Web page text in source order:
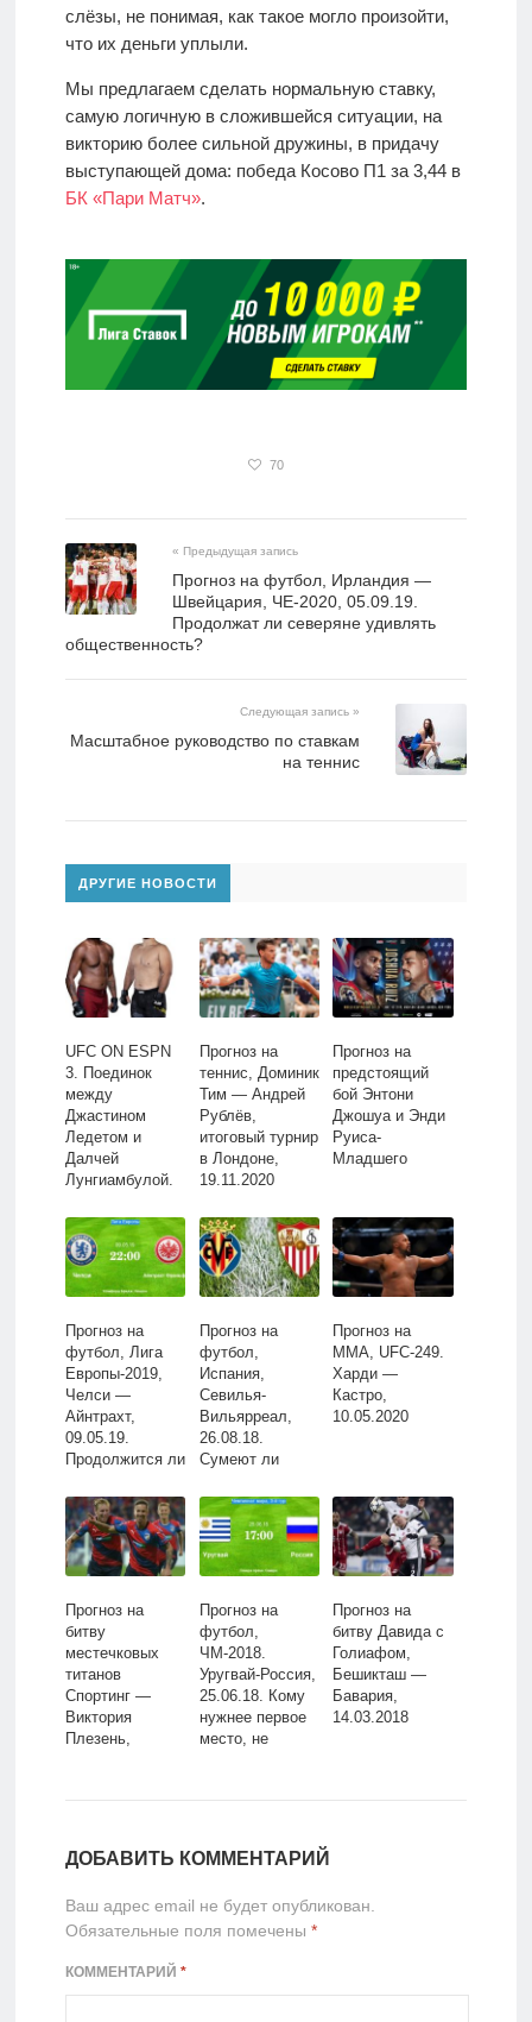
слёзы, не понимая, как такое могло произойти,
что их деньги уплыли.
Мы предлагаем сделать нормальную ставку,
самую логичную в сложившейся ситуации, на
викторию более сильной дружины, в придачу
выступающей дома: победа Косово П1 за 3,44 в
БК «Пари Матч».
70
« Предыдущая запись
Прогноз на футбол, Ирландия —
Швейцария, ЧЕ-2020, 05.09.19.
Продолжат ли северяне удивлять
общественность?
Следующая запись »
Масштабное руководство по ставкам
на теннис
ДРУГИЕ НОВОСТИ
UFC ON ESPN
3. Поединок
между
Джастином
Ледетом и
Далчей
Лунгиамбулой.
Прогноз на
теннис, Доминик
Тим — Андрей
Рублёв,
итоговый турнир
в Лондоне,
19.11.2020
Прогноз на
предстоящий
бой Энтони
Джошуа и Энди
Руиса-
Младшего
Прогноз на
футбол, Лига
Европы-2019,
Челси —
Айнтрахт,
09.05.19.
Продолжится ли
сказка
скромного
германского
коллектива?
Прогноз на
футбол,
Испания,
Севилья-
Вильярреал,
26.08.18.
Сумеют ли
оправдать
статус
центрального
поединка тура?
Прогноз на
ММА, UFC-249.
Харди —
Кастро,
10.05.2020
Прогноз на
битву
местечковых
титанов
Спортинг —
Виктория
Плезень,
Прогноз на
футбол,
ЧМ-2018.
Уругвай-Россия,
25.06.18. Кому
нужнее первое
место, не
Прогноз на
битву Давида с
Голиафом,
Бешикташ —
Бавария,
14.03.2018
ДОБАВИТЬ КОММЕНТАРИЙ
Ваш адрес email не будет опубликован.
Обязательные поля помечены *
КОММЕНТАРИЙ *